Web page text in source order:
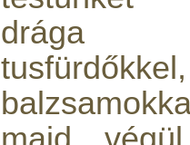
drága